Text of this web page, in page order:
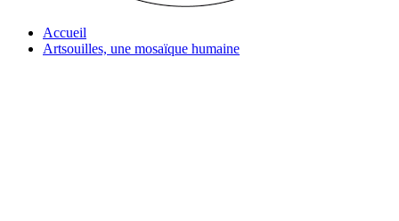
Accueil
Artsouilles, une mosaïque humaine